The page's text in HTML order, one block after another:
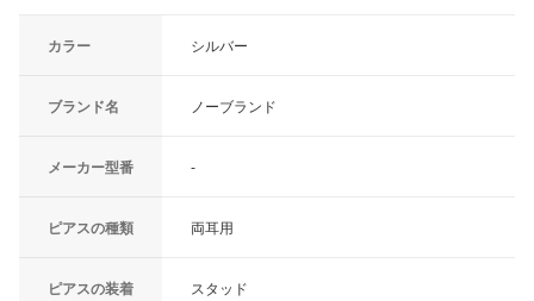
カラー シルバー
ブランド名 ノーブランド
メーカー型番 -
ピアスの種類 両耳用
ピアスの装着
スタッド